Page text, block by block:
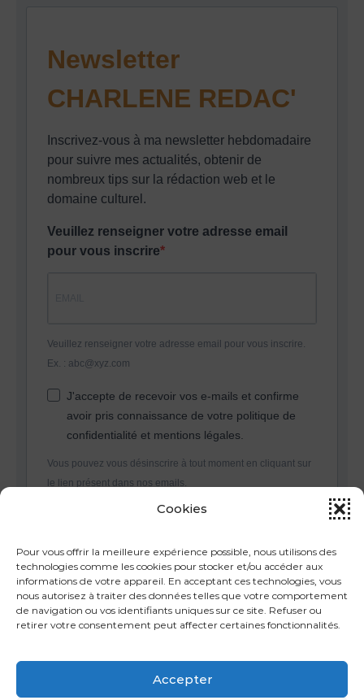
Cookies
Pour vous offrir la meilleure expérience possible, nous utilisons des
technologies comme les cookies pour stocker et/ou accéder aux
informations de votre appareil. En acceptant ces technologies, vous
nous autorisez à traiter des données telles que votre comportement
de navigation ou vos identifiants uniques sur ce site. Refuser ou
retirer votre consentement peut affecter certaines fonctionnalités.
Accepter
Newsletter
CHARLENE REDAC'
Inscrivez-vous à ma newsletter hebdomadaire
pour suivre mes actualités, obtenir de
nombreux tips sur la rédaction web et le
domaine culturel.
Veuillez renseigner votre adresse email
pour vous inscrire
Veuillez renseigner votre adresse email pour vous inscrire.
Ex. : abc@xyz.com
J'accepte de recevoir vos e-mails et confirme
avoir pris connaissance de votre politique de
confidentialité et mentions légales.
Vous pouvez vous désinscrire à tout moment en cliquant sur
le lien présent dans nos emails.